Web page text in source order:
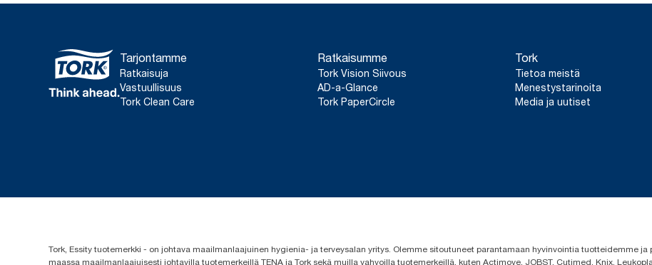
Tarjontamme
Ratkaisuja
Vastuullisuus
Tork Clean Care
Ratkaisumme
Tork Vision Siivous
AD-a-Glance
Tork PaperCircle
Tork
Tietoa meistä
Menestystarinoita
Media ja uutiset
Tork, Essity tuotemerkki - on johtava maailmanlaajuinen hygienia- ja terveysalan yritys. Olemme sitoutuneet parantamaan hyvinvointia tuotteidemme
maassa maailmanlaajuisesti johtavilla tuotemerkeillä TENA ja Tork sekä muilla vahvoilla tuotemerkeillä, kuten Actimove, JOBST, Cutimed, Knix,